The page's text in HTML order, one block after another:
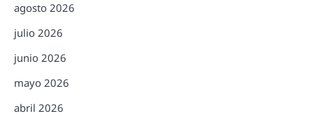
agosto 2026
julio 2026
junio 2026
mayo 2026
abril 2026